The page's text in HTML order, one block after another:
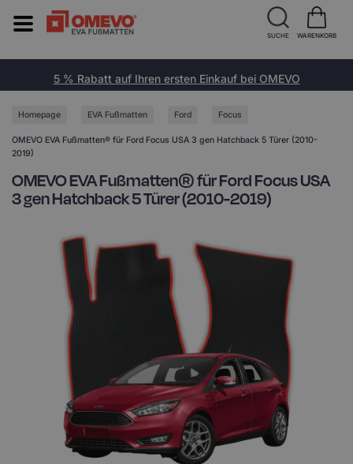
5 % Rabatt auf Ihren ersten Einkauf bei OMEVO
Homepage EVA Fußmatten Ford Focus
OMEVO EVA Fußmatten® für Ford Focus USA 3 gen Hatchback 5 Türer (2010-
2019)
OMEVO EVA Fußmatten® für Ford Focus USA
3 gen Hatchback 5 Türer (2010-2019)
SUCHE WARENKORB